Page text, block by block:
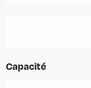
Capacité